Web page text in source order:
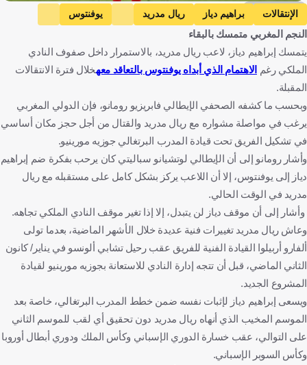
Getty Images
الإنتقالات براهيم دياز ريال مدريد
يوفنتوس
البرازيل ضد المغرب
البرازيل
المغرب
إسبانيا إيطاليا البرازيل
الولايات المتحدة
كرة قدم
النجم المغربي متمسك بالبقاء
يتمسك إبراهيم دياز، لاعب ريال مدريد، بالاستمرار داخل صفوف النادي
الملكي رغم الاهتمام الذي أبداه يوفنتوس بالتعاقد معهخلال فترة الانتقالات
المقبلة.
وبحسب ما كشفه الصحفي الإيطالي فابريزيو رومانو، فإن الدولي المغربي
يرغب في مواصلة مشواره مع ريال مدريد والقتال من أجل حجز مكان أساسي
في تشكيل الفريق تحت قيادة المدرب البرتغالي جوزيه مورينيو.
وأشار رومانو إلى أن الإيطالي لوتشيانو سباليتي كان يرحب بفكرة ضم إبراهيم
دياز إلى يوفنتوس، إلا أن اللاعب يركز بشكل كامل على مستقبله مع ريال
مدريد في الوقت الحالي.
وأشار إلى أن موقف دياز لن يتبدل، إلا إذا تغير موقف النادي الملكي تجاهه.
وعاش ريال مدريد تغييرات فنية عديدة خلال الأشهر الماضية، بعدما تولى
ألفارو أربيلوا القيادة الفنية للفريق عقب رحيل تشابي ألونسو في يناير/ كانون
الثاني الماضي، قبل أن تتجه إدارة النادي للاستعانة بجوزيه مورينيو لقيادة
المشروع الجديد.
ويسعى إبراهيم دياز لإثبات نفسه ضمن خطط المدرب البرتغالي، خاصة بعد
الموسم المخيب الذي أنهاه ريال مدريد دون تحقيق أي لقب للموسم الثاني
على التوالي، عقب خسارة الدوري الإسباني وكأس الملك ودوري أبطال أوروبا
وكأس السوبر الإسباني.